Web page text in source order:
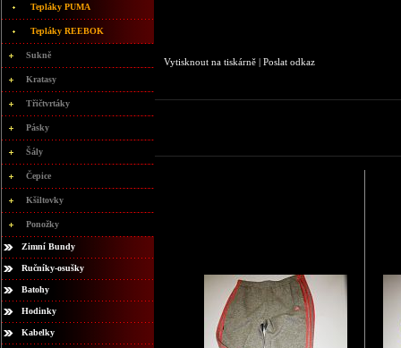
Tepláky PUMA
Tepláky REEBOK
Sukně
Kratasy
Třičtvrtáky
Pásky
Šály
Čepice
Kšiltovky
Ponožky
Zimní Bundy
Ručníky-osušky
Batohy
Hodinky
Kabelky
Vytisknout na tiskárně | Poslat odkaz